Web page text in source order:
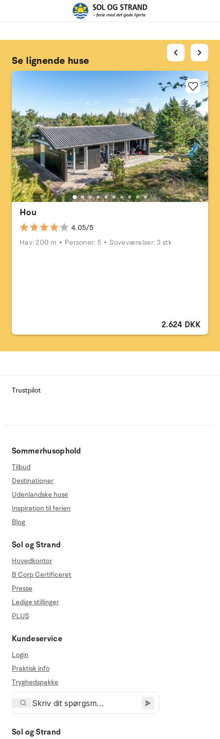
Se lignende huse
Hou
4.05/5
Hav: 200 m
Personer: 5 Soveværelser: 3 stk
2.624 DKK
chevron_left chevron_right
Trustpilot
Sommerhusophold
Tilbud
Destinationer
Udenlandske huse
Inspiration til ferien
Blog
Sol og Strand
Hovedkontor
B Corp Certificeret
Presse
Ledige stillinger
PLUS
Kundeservice
Login
Praktisk info
Tryghedspakke
Sol og Strand